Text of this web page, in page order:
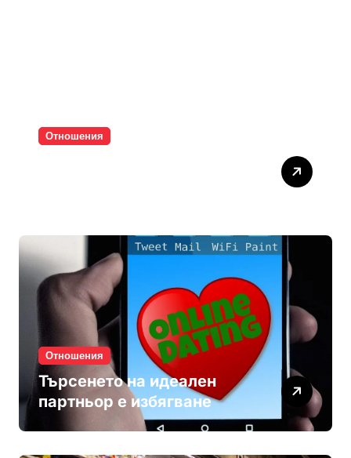
Отношения
Отношения
Търсенето на идеален
партньор е избягване